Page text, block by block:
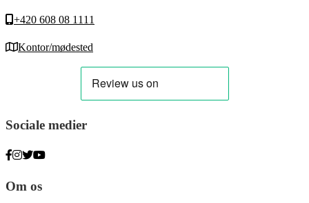
+420 608 08 1111
Kontor/mødested
Sociale medier
Om os